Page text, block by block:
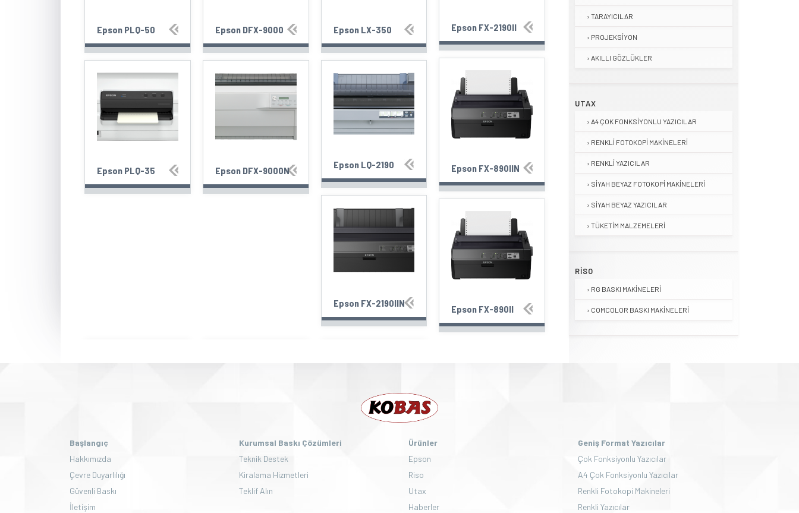
Epson PLQ-50
Epson PLQ-35
Epson DFX-9000
Epson DFX-9000N
Epson LX-350
Epson LQ-2190
Epson FX-2190IIN
Epson FX-2190II
Epson FX-890IIN
Epson FX-890II
TARAYICILAR
PROJEKSIYON
AKILLI GÖZLÜKLER
UTAX
A4 ÇOK FONKSIYONLU YAZICILAR
RENKLI FOTOKOPI MAKINELERI
RENKLI YAZICILAR
SIYAH BEYAZ FOTOKOPI MAKINELERI
SIYAH BEYAZ YAZICILAR
TÜKETIM MALZEMELERI
RISO
RG BASKI MAKINELERI
COMCOLOR BASKI MAKINELERI
Başlangıç
Hakkımızda
Çevre Duyarlılığı
Güvenli Baskı
İletişim
Kurumsal Baskı Çözümleri
Teknik Destek
Kiralama Hizmetleri
Teklif Alın
Ürünler
Epson
Riso
Utax
Haberler
Geniş Format Yazıcılar
Çok Fonksiyonlu Yazıcılar
A4 Çok Fonksiyonlu Yazıcılar
Renkli Fotokopi Makineleri
Renkli Yazıcılar